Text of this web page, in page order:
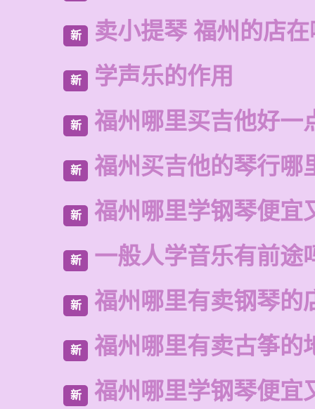
新 卖小提琴 福州的店
新 学声乐的作用
新 福州哪里买吉他好一
新 福州买吉他的琴行哪
新 福州哪里学钢琴便宜
新 一般人学音乐有前途
新 福州哪里有卖钢琴的
新 福州哪里有卖古筝的
新 福州哪里学钢琴便宜